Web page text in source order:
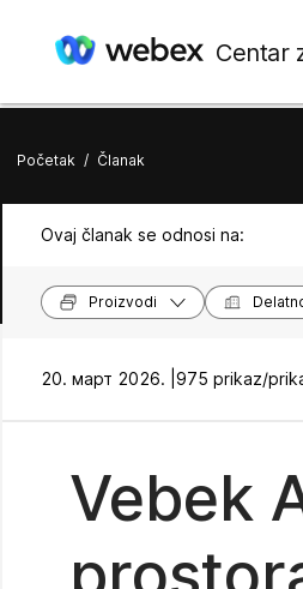
Centar
Početak / Članak
Ovaj članak se odnosi na:
Proizvodi
20. март 2026. | 975 prikaz/
Vebek